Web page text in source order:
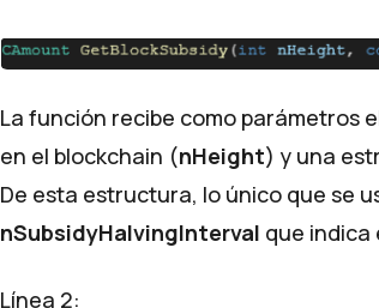
La función recibe como parámetros
en el blockchain (nHeight) y una
De esta estructura, lo único que se
nSubsidyHalvingInterval que indica
Línea 2: